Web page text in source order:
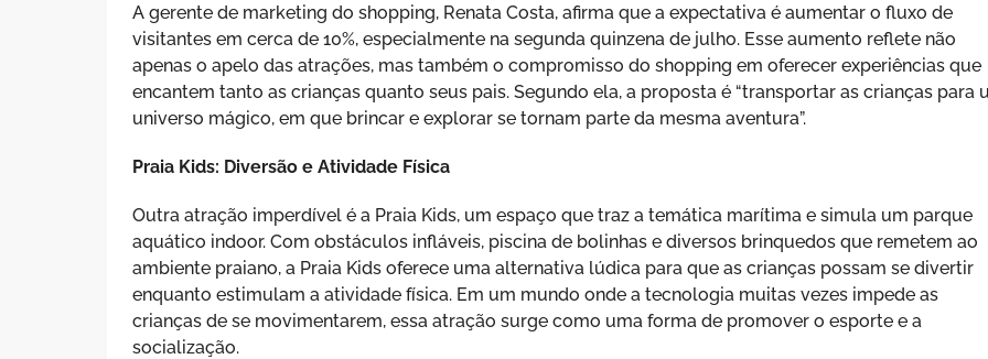
A gerente de marketing do shopping, Renata Costa, afirma que a expectativa é aumentar o fluxo de
visitantes em cerca de 10%, especialmente na segunda quinzena de julho. Esse aumento reflete não
apenas o apelo das atrações, mas também o compromisso do shopping em oferecer experiências que
encantem tanto as crianças quanto seus pais. Segundo ela, a proposta é “transportar as crianças para
universo mágico, em que brincar e explorar se tornam parte da mesma aventura”.
Praia Kids: Diversão e Atividade Física
Outra atração imperdível é a Praia Kids, um espaço que traz a temática marítima e simula um parque
aquático indoor. Com obstáculos infláveis, piscina de bolinhas e diversos brinquedos que remetem ao
ambiente praiano, a Praia Kids oferece uma alternativa lúdica para que as crianças possam se divertir
enquanto estimulam a atividade física. Em um mundo onde a tecnologia muitas vezes impede as
crianças de se movimentarem, essa atração surge como uma forma de promover o esporte e a
socialização.